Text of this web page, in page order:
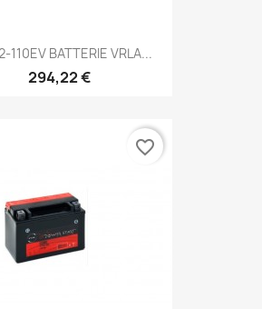
110EV BATTERIE VRLA...
294,22 €
favorite_border